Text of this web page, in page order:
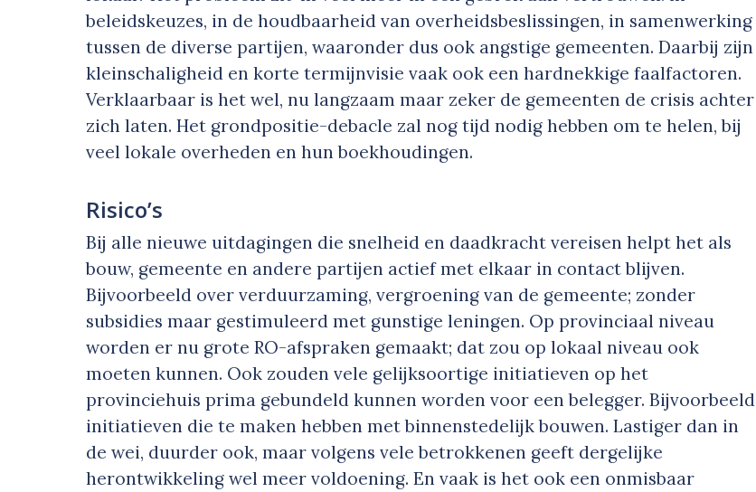
beleidskeuzes, in de houdbaarheid van overheidsbeslissingen, in samenwerking
tussen de diverse partijen, waaronder dus ook angstige gemeenten. Daarbij zijn
kleinschaligheid en korte termijnvisie vaak ook een hardnekkige faalfactoren.
Verklaarbaar is het wel, nu langzaam maar zeker de gemeenten de crisis achter
zich laten. Het grondpositie-debacle zal nog tijd nodig hebben om te helen, bij
veel lokale overheden en hun boekhoudingen.
Risico’s
Bij alle nieuwe uitdagingen die snelheid en daadkracht vereisen helpt het als
bouw, gemeente en andere partijen actief met elkaar in contact blijven.
Bijvoorbeeld over verduurzaming, vergroening van de gemeente; zonder
subsidies maar gestimuleerd met gunstige leningen. Op provinciaal niveau
worden er nu grote RO-afspraken gemaakt; dat zou op lokaal niveau ook
moeten kunnen. Ook zouden vele gelijksoortige initiatieven op het
provinciehuis prima gebundeld kunnen worden voor een belegger. Bijvoorbeeld
initiatieven die te maken hebben met binnenstedelijk bouwen. Lastiger dan in
de wei, duurder ook, maar volgens vele betrokkenen geeft dergelijke
herontwikkeling wel meer voldoening. En vaak is het ook een onmisbaar